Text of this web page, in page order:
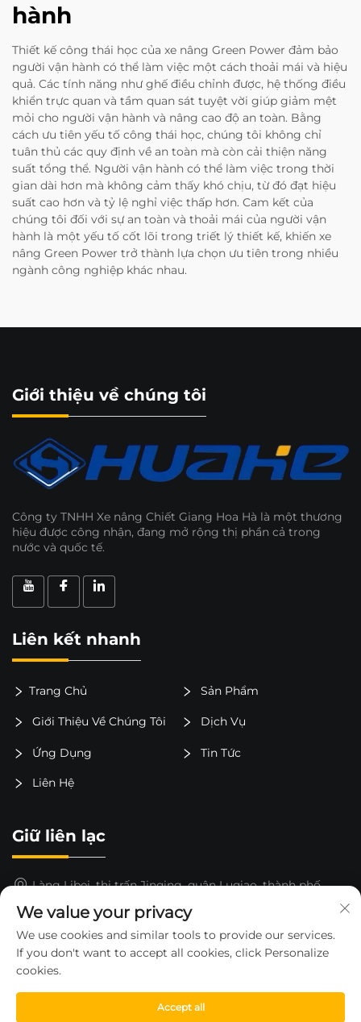
hành
Thiết kế công thái học của xe nâng Green Power đảm bảo
người vận hành có thể làm việc một cách thoải mái và hiệu
quả. Các tính năng như ghế điều chỉnh được, hệ thống điều
khiển trực quan và tầm quan sát tuyệt vời giúp giảm mệt
mỏi cho người vận hành và nâng cao độ an toàn. Bằng
cách ưu tiên yếu tố công thái học, chúng tôi không chỉ
tuân thủ các quy định về an toàn mà còn cải thiện năng
suất tổng thể. Người vận hành có thể làm việc trong thời
gian dài hơn mà không cảm thấy khó chịu, từ đó đạt hiệu
suất cao hơn và tỷ lệ nghỉ việc thấp hơn. Cam kết của
chúng tôi đối với sự an toàn và thoải mái của người vận
hành là một yếu tố cốt lõi trong triết lý thiết kế, khiến xe
nâng Green Power trở thành lựa chọn ưu tiên trong nhiều
ngành công nghiệp khác nhau.
Giới thiệu về chúng tôi
Công ty TNHH Xe nâng Chiết Giang Hoa Hà là một thương
hiệu được công nhận, đang mở rộng thị phần cả trong
nước và quốc tế.
Liên kết nhanh
Trang Chủ Sản Phẩm
Giới Thiệu Về Chúng Tôi Dịch Vụ
Ứng Dụng Tin Tức
Liên Hệ
Giữ liên lạc
Làng Libei, thị trấn Jinqing, quận Luqiao, thành phố
15325652000
[email protected]
We value your privacy
We use cookies and similar tools to provide our services.
If you don't want to accept all cookies, click Personalize
cookies.
Accept all